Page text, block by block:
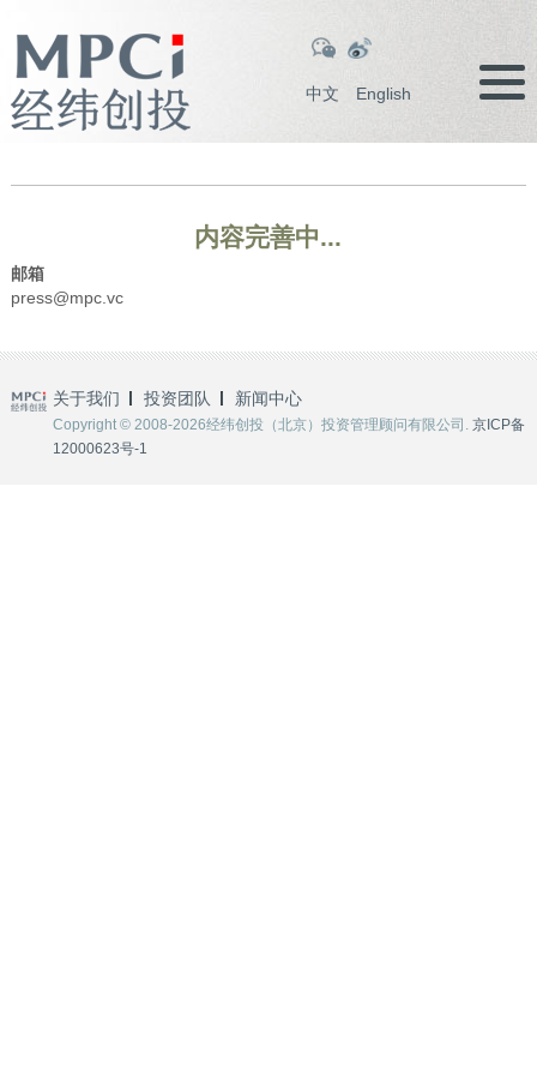
中文 English
内容完善中...
邮箱
press@mpc.vc
关于我们 投资团队 新闻中心
Copyright © 2008-2026经纬创投（北京）投资管理顾问有限公司. 京ICP备
12000623号-1